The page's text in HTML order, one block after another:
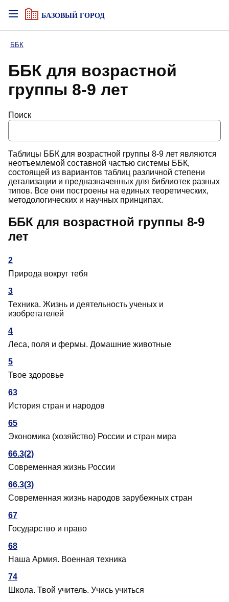
БАЗОВЫЙ ГОРОД
ББК
ББК для возрастной
группы 8-9 лет
Поиск
Таблицы ББК для возрастной группы 8-9 лет являются
неотъемлемой составной частью системы ББК,
состоящей из вариантов таблиц различной степени
детализации и предназначенных для библиотек разных
типов. Все они построены на единых теоретических,
методологических и научных принципах.
ББК для возрастной группы 8-9
лет
2
Природа вокруг тебя
3
Техника. Жизнь и деятельность ученых и
изобретателей
4
Леса, поля и фермы. Домашние животные
5
Твое здоровье
63
История стран и народов
65
Экономика (хозяйство) России и стран мира
66.3(2)
Современная жизнь России
66.3(3)
Современная жизнь народов зарубежных стран
67
Государство и право
68
Наша Армия. Военная техника
74
Школа. Твой учитель. Учись учиться